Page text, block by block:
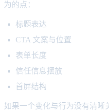
为的点：
标题表达
CTA 文案与位置
表单长度
信任信息摆放
首屏结构
如果一个变化与行为没有清晰